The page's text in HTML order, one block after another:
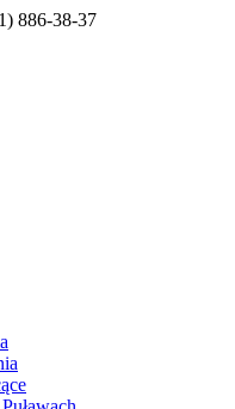
886-38-37